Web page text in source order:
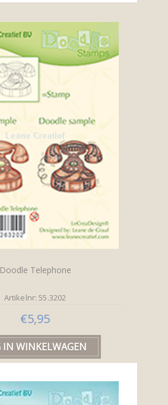
Doodle Telephone
Artikelnr: 55.3202
€5,95